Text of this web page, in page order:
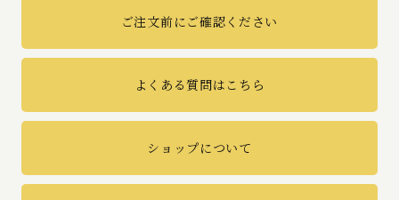
ご注文前にご確認ください
よくある質問はこちら
ショップについて